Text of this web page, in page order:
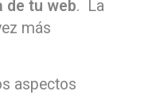
de tu web. La
más
aspectos